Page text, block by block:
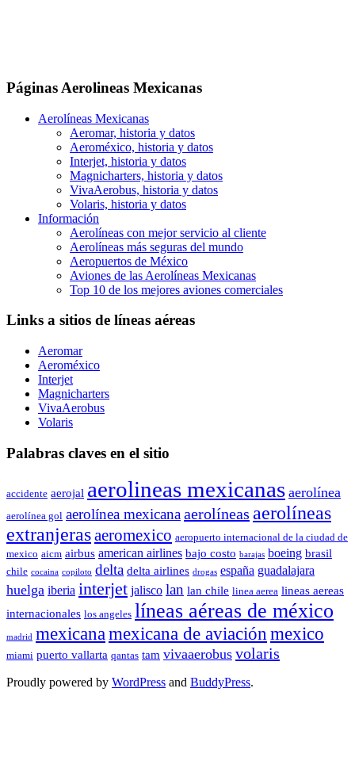
Páginas Aerolineas Mexicanas
Aerolíneas Mexicanas
Aeromar, historia y datos
Aeroméxico, historia y datos
Interjet, historia y datos
Magnicharters, historia y datos
VivaAerobus, historia y datos
Volaris, historia y datos
Información
Aerolíneas con mejor servicio al cliente
Aerolíneas más seguras del mundo
Aeropuertos de México
Aviones de las Aerolíneas Mexicanas
Top 10 de los mejores aviones comerciales
Links a sitios de líneas aéreas
Aeromar
Aeroméxico
Interjet
Magnicharters
VivaAerobus
Volaris
Palabras claves en el sitio
accidente aerojal aerolineas mexicanas aerolínea
aerolínea gol aerolínea mexicanaaerolíneas aerolíneas
extranjerasaeromexico aeropuerto internacional de la ciudad de
mexico aicm airbus american airlines bajo costo barajas boeing brasil
chile cocaina copiloto delta delta airlines drogas españa guadalajara
huelga iberia interjet jalisco lan lan chile linea aerea lineas aereas
internacionales los angeles líneas aéreas de méxico
madrid mexicanamexicana de aviaciónmexico
miami puerto vallarta qantas tam vivaaerobus volaris
Proudly powered by WordPress and BuddyPress.